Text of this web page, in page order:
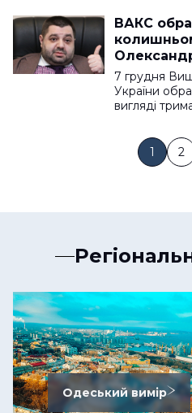
ВАКС
7 грудня
України
вигляді
1 2
Одеський вимір